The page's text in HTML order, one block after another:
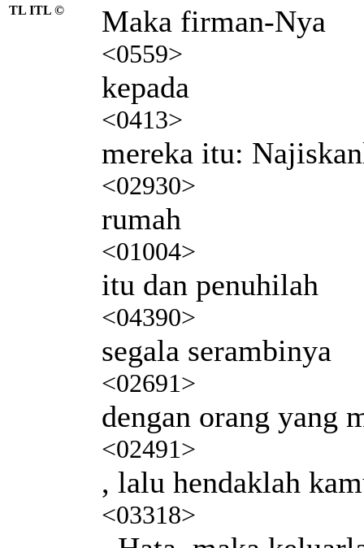
TL ITL © Maka firman-Nya
<0559>
kepada
<0413>
mereka itu:
<02930>
rumah
<01004>
itu dan penuhilah
<04390>
segala serambinya
<02691>
dengan orang yang
<02491>
, lalu hendaklah
<03318>